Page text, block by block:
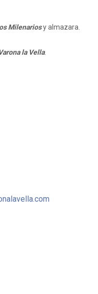
Milenariosy almazara.
la Vella.